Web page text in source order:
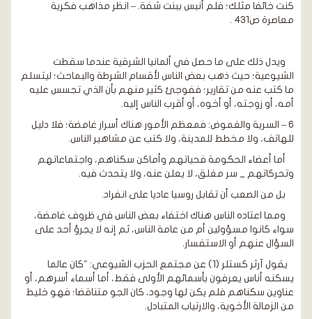
كنت خائفا مثلك؛ فلم أنبس ببنت شفة. – انظر مذاهب فكرية
معاصرة ص431 .
ويدل ذلك على ما حصل في ألمانيا الشرقية عندما سقطت
الشيوعية؛ حيث ذهب بعض الناس لأقسام الشرطة والبماحث؛ ليتسلم
ما كتب عنه من تقارير؛ ففوجئ كثير منهم بأن الذي تجسس عليه
أمه، أو زوجته، أو أخوه، أو أقرب الناس إليه.
6 – السرية والغموض: فمعظم الأمور هناك أسرار غامضة؛ فلا دليل
للهاتف، ولا مخطط للمدينة، ولا كتب عن مشاهير الناس.
أما أعضاء الحكومة فحياتهم وأماكن سكناهم، واجتماعاتهم
وتحركاتهم _ سر مغلق، لا يعلن عنه، ولا يتحدث فيه.
بل من الصعب أن تقابل روسيا عاديا على انفراد.
ومما اعتاده الناس هناك اختفاء بعض الناس في ظروف غامضة،
سواء كانوا مسؤولين أم من عامة الناس، ثم إنه لا يجرؤ أحد على
السؤال عنهم أو الاستفسار.
يقول آرثر كستلر (1) عن مجتمع الحزب الشيوعي: "كان عالما
يسكنه أناس يعرفون بأسمائهم الأولى فقط، أما أسماء أسرهم، أو
عناوين سكناهم فلم يكن لها وجود، كان الجو متناقضا؛ فهو خليط
من الزمالة الأخوية، والارتياب المتبادل.